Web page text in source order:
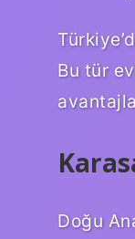
Bu tür
Doğu